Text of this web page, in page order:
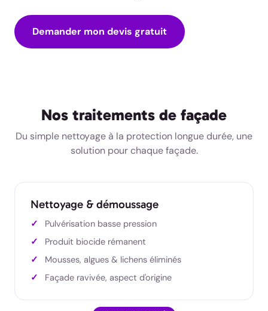
Demander mon devis gratuit
Nos traitements de façade
Du simple nettoyage à la protection longue durée, une
solution pour chaque façade.
Nettoyage & démoussage
Pulvérisation basse pression
Produit biocide rémanent
Mousses, algues & lichens éliminés
Façade ravivée, aspect d'origine